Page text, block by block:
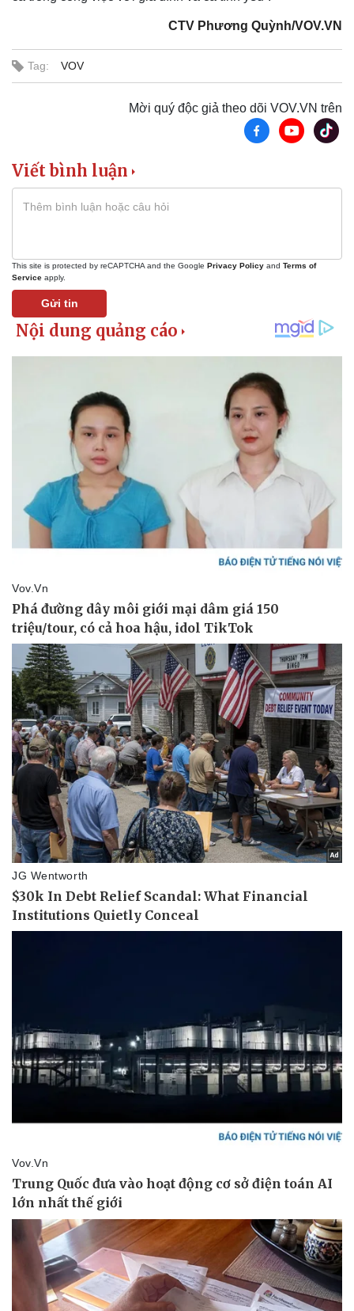
Thế giới thể thao
eSports
Hậu trường
Xe máy
Tư vấn
Doanh nghiệp
Thông tin doanh nghiệp
Doanh nghiệp 24h
Doanh nhân
Vì cộng đồng
Công nghệ
Sành điệu
Tin Công nghệ
Trải nghiệm
Chuyển đổi số
Sức khỏe
Dinh dưỡng - món ngon
Cây thuốc
Sản phụ khoa
Nhi khoa
Nam khoa
Nhà đẹp
Blog
Tình yêu - Gia đình
CTV Phương Quỳnh/VOV.VN
Tag: VOV
Mời quý độc giả theo dõi VOV.VN trên
Viết bình luận
This site is protected by reCAPTCHA and the Google Privacy Policy and Terms of
Service apply.
Gửi tin